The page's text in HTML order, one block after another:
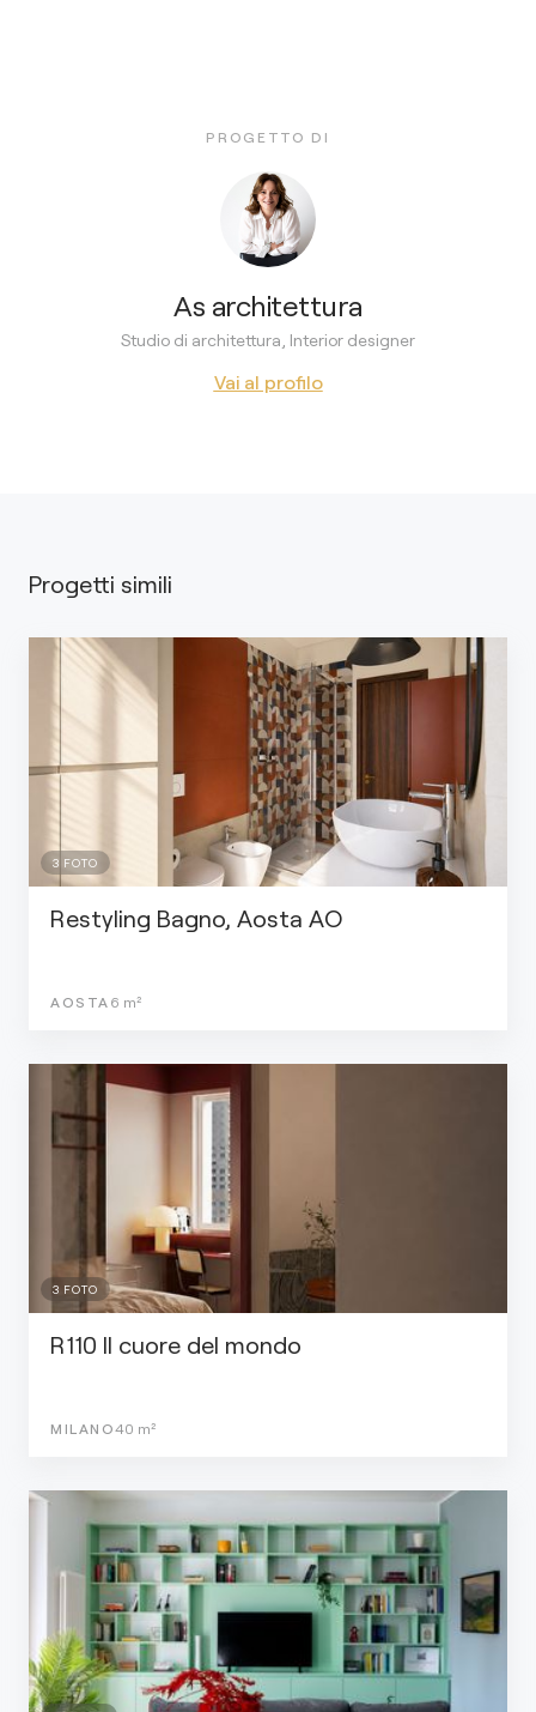
PROGETTO DI
As architettura
Studio di architettura, Interior designer
Vai al profilo
Progetti simili
3 FOTO
Restyling Bagno, Aosta AO
AOSTA 6 m²
3 FOTO
R110 Il cuore del mondo
MILANO40 m²